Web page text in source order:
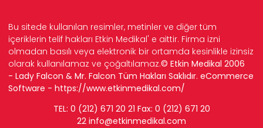
Bu sitede kullanılan resimler, metinler ve diğer tüm
içeriklerin telif hakları Etkin Medikal' e aittir. Firma izni
olmadan basılı veya elektronik bir ortamda kesinlikle izinsiz
olarak kullanılamaz ve çoğaltılamaz.© Etkin Medikal 2006
- Lady Falcon & Mr. Falcon Tüm Hakları Saklıdır. eCommerce
Software - https://www.etkinmedikal.com/
TEL: 0 (212) 671 20 21 Fax: 0 (212) 671 20
22 info@etkinmedikal.com